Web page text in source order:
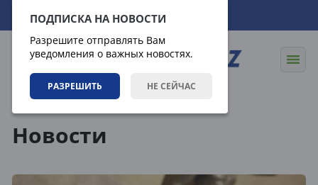
ПОДПИСКА НА НОВОСТИ
Разрешите отправлять Вам
уведомления о важных новостях.
РАЗРЕШИТЬ НЕ СЕЙЧАС
07.08.2026 12:59:37
Новости